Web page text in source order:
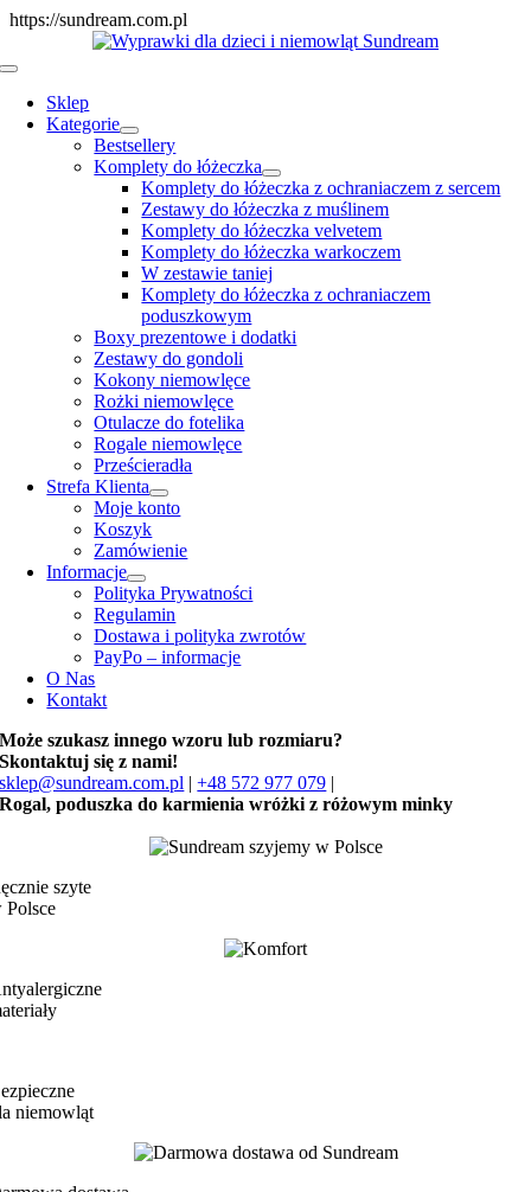
https://sundream.com.pl
to
Toggle
Navigation
Sklep
Kategorie
Bestsellery
Komplety do łóżeczka
Komplety do łóżeczka z ochraniaczem z sercem
Zestawy do łóżeczka z muślinem
Komplety do łóżeczka velvetem
Komplety do łóżeczka warkoczem
W zestawie taniej
Komplety do łóżeczka z ochraniaczem
poduszkowym
Boxy prezentowe i dodatki
Zestawy do gondoli
Kokony niemowlęce
Rożki niemowlęce
Otulacze do fotelika
Rogale niemowlęce
Prześcieradła
Strefa Klienta
Moje konto
Koszyk
Zamówienie
Informacje
Polityka Prywatności
Regulamin
Dostawa i polityka zwrotów
PayPo – informacje
O Nas
Kontakt
Może szukasz innego wzoru lub rozmiaru?
Skontaktuj się z nami!
sklep@sundream.com.pl |+48 572 977 079 |
Rogal, poduszka do karmienia wróżki z różowym minky
szyte
Polsce
niemowląt